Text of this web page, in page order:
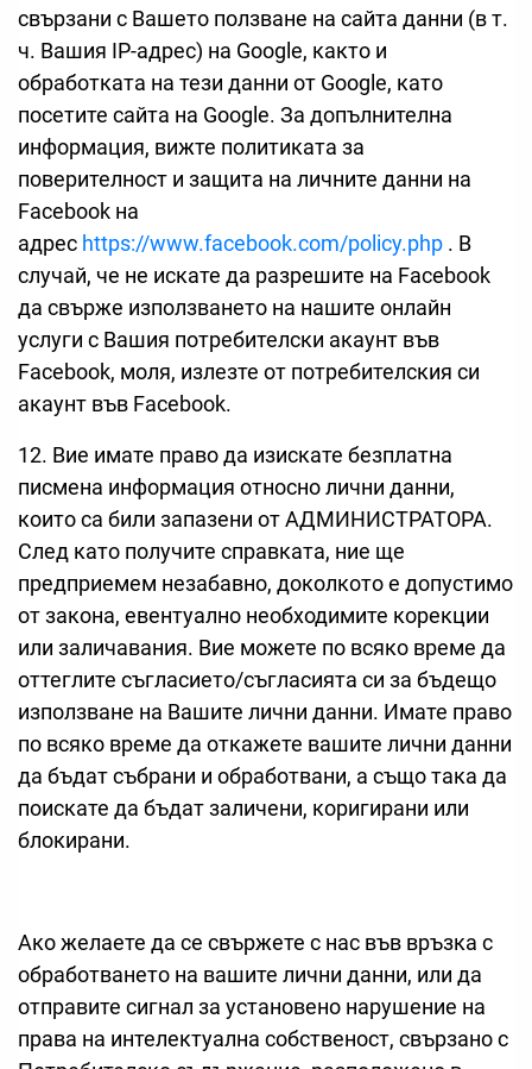
свързани с Вашето ползване на сайта данни (в т.
ч. Вашия IP-адрес) на Google, както и
обработката на тези данни от Google, като
посетите сайта на Google. За допълнителна
информация, вижте политиката за
поверителност и защита на личните данни на
Facebook на
адрес https://www.facebook.com/policy.php . В
случай, че не искате да разрешите на Facebook
да свърже използването на нашите онлайн
услуги с Вашия потребителски акаунт във
Facebook, моля, излезте от потребителския си
акаунт във Facebook.
12. Вие имате право да изискате безплатна
писмена информация относно лични данни,
които са били запазени от АДМИНИСТРАТОРА.
След като получите справката, ние ще
предприемем незабавно, доколкото е допустимо
от закона, евентуално необходимите корекции
или заличавания. Вие можете по всяко време да
оттеглите съгласието/съгласията си за бъдещо
използване на Вашите лични данни. Имате право
по всяко време да откажете вашите лични данни
да бъдат събрани и обработвани, а също така да
поискате да бъдат заличени, коригирани или
блокирани.
Ако желаете да се свържете с нас във връзка с
обработването на вашите лични данни, или да
отправите сигнал за установено нарушение на
права на интелектуална собственост, свързано с